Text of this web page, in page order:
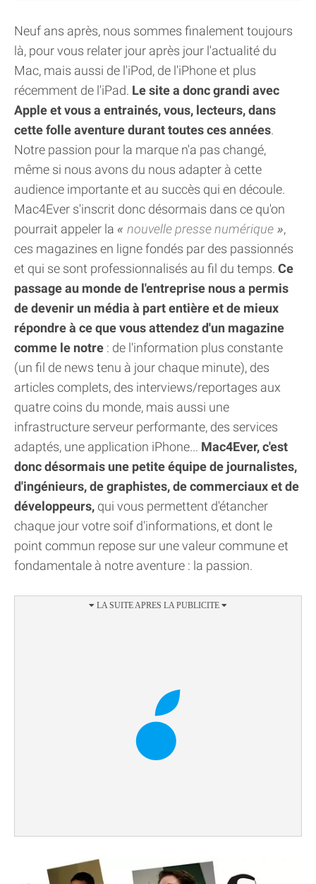
Neuf ans après, nous sommes finalement toujours
là, pour vous relater jour après jour l'actualité du
Mac, mais aussi de l'iPod, de l'iPhone et plus
récemment de l'iPad. Le site a donc grandi avec
Apple et vous a entrainés, vous, lecteurs, dans
cette folle aventure durant toutes ces années.
Notre passion pour la marque n'a pas changé,
même si nous avons du nous adapter à cette
audience importante et au succès qui en découle.
Mac4Ever s'inscrit donc désormais dans ce qu'on
pourrait appeler la
nouvelle presse numérique
,
ces magazines en ligne fondés par des passionnés
et qui se sont professionnalisés au fil du temps. Ce
passage au monde de l'entreprise nous a permis
de devenir un média à part entière et de mieux
répondre à ce que vous attendez d'un magazine
comme le notre : de l'information plus constante
(un fil de news tenu à jour chaque minute), des
articles complets, des interviews/reportages aux
quatre coins du monde, mais aussi une
infrastructure serveur performante, des services
adaptés, une application iPhone... Mac4Ever, c'est
donc désormais une petite équipe de journalistes,
d'ingénieurs, de graphistes, de commerciaux et de
développeurs, qui vous permettent d'étancher
chaque jour votre soif d'informations, et dont le
point commun repose sur une valeur commune et
fondamentale à notre aventure : la passion.